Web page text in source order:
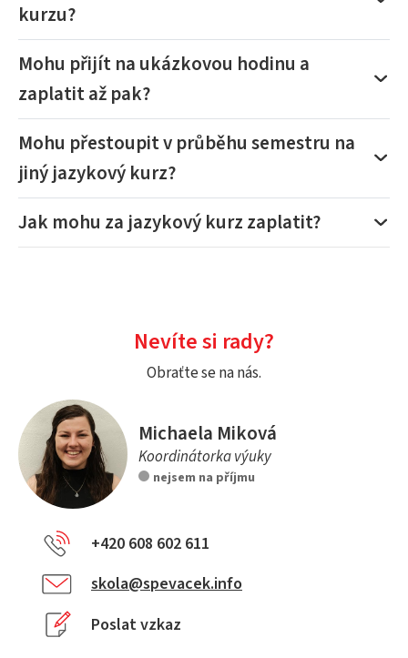
kurzu?
Mohu přijít na ukázkovou hodinu a
zaplatit až pak?
Mohu přestoupit v průběhu semestru na
jiný jazykový kurz?
Jak mohu za jazykový kurz zaplatit?
Nevíte si rady?
Obraťte se na nás.
Michaela Miková
Koordinátorka výuky
nejsem na příjmu
+420 608 602 611
skola@spevacek.info
Poslat vzkaz